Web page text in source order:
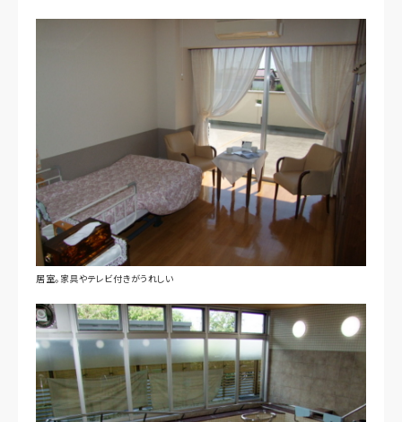
居室。家具やテレビ付きがうれしい